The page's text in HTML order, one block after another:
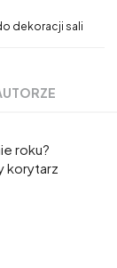
dekoracji sali
roku?
korytarz